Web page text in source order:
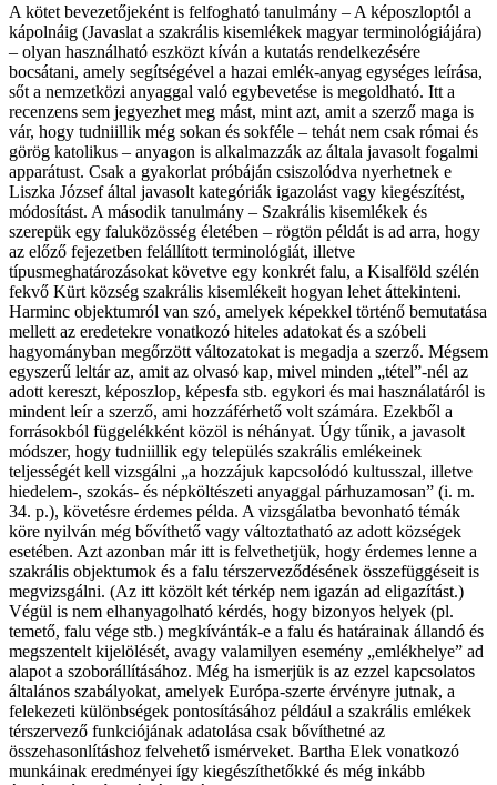
A kötet bevezetőjeként is felfogható tanulmány – A képoszloptól a
kápolnáig (Javaslat a szakrális kisemlékek magyar terminológiájára)
– olyan használható eszközt kíván a kutatás rendelkezésére
bocsátani, amely segítségével a hazai emlék-anyag egységes leírása,
sőt a nemzetközi anyaggal való egybevetése is megoldható. Itt a
recenzens sem jegyezhet meg mást, mint azt, amit a szerző maga is
vár, hogy tudniillik még sokan és sokféle – tehát nem csak római és
görög katolikus – anyagon is alkalmazzák az általa javasolt fogalmi
apparátust. Csak a gyakorlat próbáján csiszolódva nyerhetnek e
Liszka József által javasolt kategóriák igazolást vagy kiegészítést,
módosítást. A második tanulmány – Szakrális kisemlékek és
szerepük egy faluközösség életében – rögtön példát is ad arra, hogy
az előző fejezetben felállított terminológiát, illetve
típusmeghatározásokat követve egy konkrét falu, a Kisalföld szélén
fekvő Kürt község szakrális kisemlékeit hogyan lehet áttekinteni.
Harminc objektumról van szó, amelyek képekkel történő bemutatása
mellett az eredetekre vonatkozó hiteles adatokat és a szóbeli
hagyományban megőrzött változatokat is megadja a szerző. Mégsem
egyszerű leltár az, amit az olvasó kap, mivel minden „tétel”-nél az
adott kereszt, képoszlop, képesfa stb. egykori és mai használatáról is
mindent leír a szerző, ami hozzáférhető volt számára. Ezekből a
forrásokból függelékként közöl is néhányat. Úgy tűnik, a javasolt
módszer, hogy tudniillik egy település szakrális emlékeinek
teljességét kell vizsgálni „a hozzájuk kapcsolódó kultusszal, illetve
hiedelem-, szokás- és népköltészeti anyaggal párhuzamosan” (i. m.
34. p.), követésre érdemes példa. A vizsgálatba bevonható témák
köre nyilván még bővíthető vagy változtatható az adott községek
esetében. Azt azonban már itt is felvethetjük, hogy érdemes lenne a
szakrális objektumok és a falu térszerveződésének összefüggéseit is
megvizsgálni. (Az itt közölt két térkép nem igazán ad eligazítást.)
Végül is nem elhanyagolható kérdés, hogy bizonyos helyek (pl.
temető, falu vége stb.) megkívánták-e a falu és határainak állandó és
megszentelt kijelölését, avagy valamilyen esemény „emlékhelye” ad
alapot a szoborállításához. Még ha ismerjük is az ezzel kapcsolatos
általános szabályokat, amelyek Európa-szerte érvényre jutnak, a
felekezeti különbségek pontosításához például a szakrális emlékek
térszervező funkciójának adatolása csak bővíthetné az
összehasonlításhoz felvehető ismérveket. Bartha Elek vonatkozó
munkáinak eredményei így kiegészíthetőkké és még inkább